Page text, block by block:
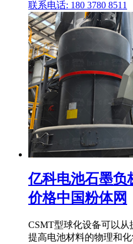
联系电话: 180 3780 8511
亿科电池石墨负
价格中国粉体网
CSMT型球化设备可以
提高电池材料的物理和